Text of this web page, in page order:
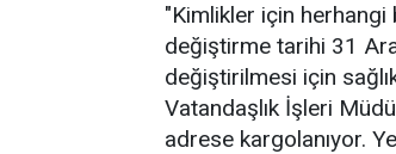
"Kimlikler için
değiştirme tarihi 31
değiştirilmesi için
Vatandaşlık İşleri
adrese kargolanıyor.